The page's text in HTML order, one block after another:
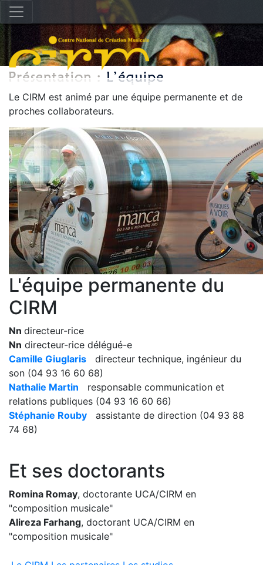
Le CIRM est animé par une équipe permanente et de
proches collaborateurs.
L'équipe permanente du
CIRM
Nn directeur-rice
Nn directeur-rice délégué-e
Camille Giuglaris directeur technique, ingénieur du
son (04 93 16 60 68)
Nathalie Martin responsable communication et
relations publiques (04 93 16 60 66)
Stéphanie Rouby assistante de direction (04 93 88
74 68)
Et ses doctorants
Romina Romay, doctorante UCA/CIRM en
"composition musicale"
Alireza Farhang, doctorant UCA/CIRM en
"composition musicale"